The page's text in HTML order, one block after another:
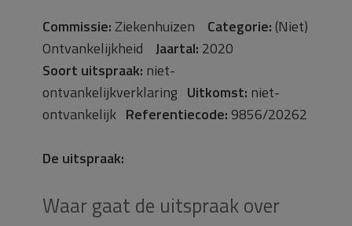
Commissie:Ziekenhuizen Categorie:(Niet)
Ontvankelijkheid Jaartal: 2020
Soort uitspraak: niet-
ontvankelijkverklaring Uitkomst: niet-
ontvankelijk Referentiecode:9856/20262
De uitspraak:
Waar gaat de uitspraak over